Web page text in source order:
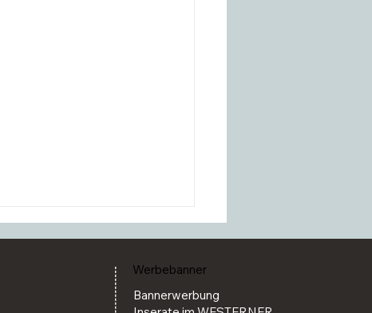
Werbebanner
Bannerwerbung